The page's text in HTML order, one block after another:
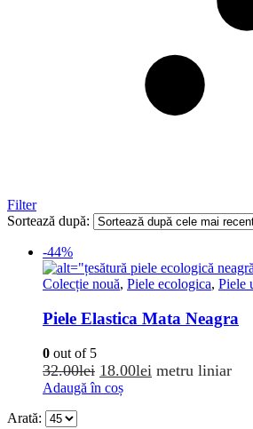
Filter
Sortează după:
-44%
Colecție nouă, Piele ecologica, Piele
Piele Elastica Mata Neagra
0 out of 5
32.00lei Prețul
inițial
18.00lei Prețul
metru liniar
Adaugă în coș
Arată: